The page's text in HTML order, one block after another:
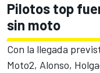
Pilotos top
sin moto
Con la llegada
Moto2, Alonso,